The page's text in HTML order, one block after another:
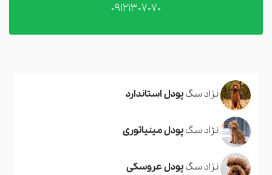
09121307070
نژاد سگپودل استاندارد
نژاد سگپودل مینیاتوری
نژاد سگپودل عروسکی